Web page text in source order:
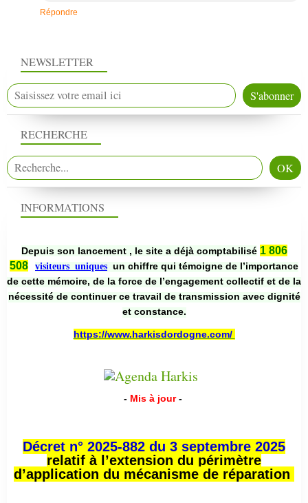
Répondre
NEWSLETTER
RECHERCHE
INFORMATIONS
Depuis son lancement , le site a déjà comptabilisé 1 806
508
visiteurs uniques un chiffre qui témoigne de l’importance
de cette mémoire, de la force de l’engagement collectif et de la
nécessité de continuer ce travail de transmission avec dignité
et constance.
https://www.harkisdordogne.com/
- Mis à jour -
Décret n° 2025-882 du 3 septembre 2025
relatif à l’extension du périmètre
d’application du mécanisme de réparation